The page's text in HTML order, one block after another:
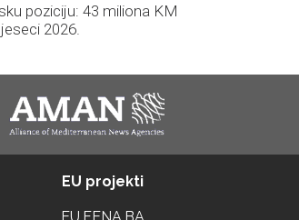
poziciju: 43 miliona KM
2026.
EU projekti